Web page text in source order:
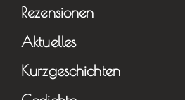
Rezensionen
Aktuelles
Kurzgeschichten